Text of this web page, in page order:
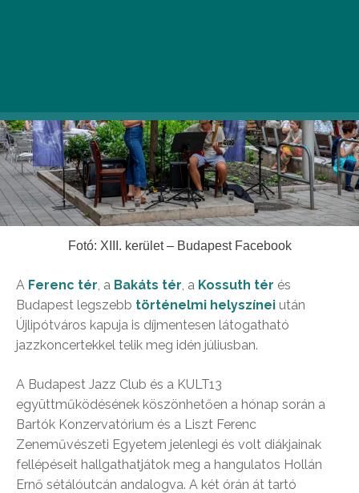
Fotó: XIII. kerület – Budapest Facebook
A Ferenc tér , a Bakáts tér , a Kossuth tér és
Budapest legszebb történelmi helyszínei után
Újlipótváros kapuja is díjmentesen látogatható
jazzkoncertekkel telik meg idén júliusban.
A Budapest Jazz Club és a KULT13
együttműködésének köszönhetően a hónap során a
Bartók Konzervatórium és a Liszt Ferenc
Zeneművészeti Egyetem jelenlegi és volt diákjainak
fellépéseit hallgathatjátok meg a hangulatos Hollán
Ernő sétálóutcán andalogva. A két órán át tartó